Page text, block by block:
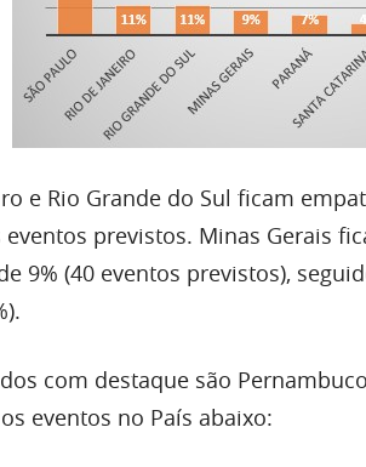
e Rio Grande do Sul ficam
previstos. Minas Gerais
9% (40 eventos previstos),
com destaque são
eventos no País abaixo: